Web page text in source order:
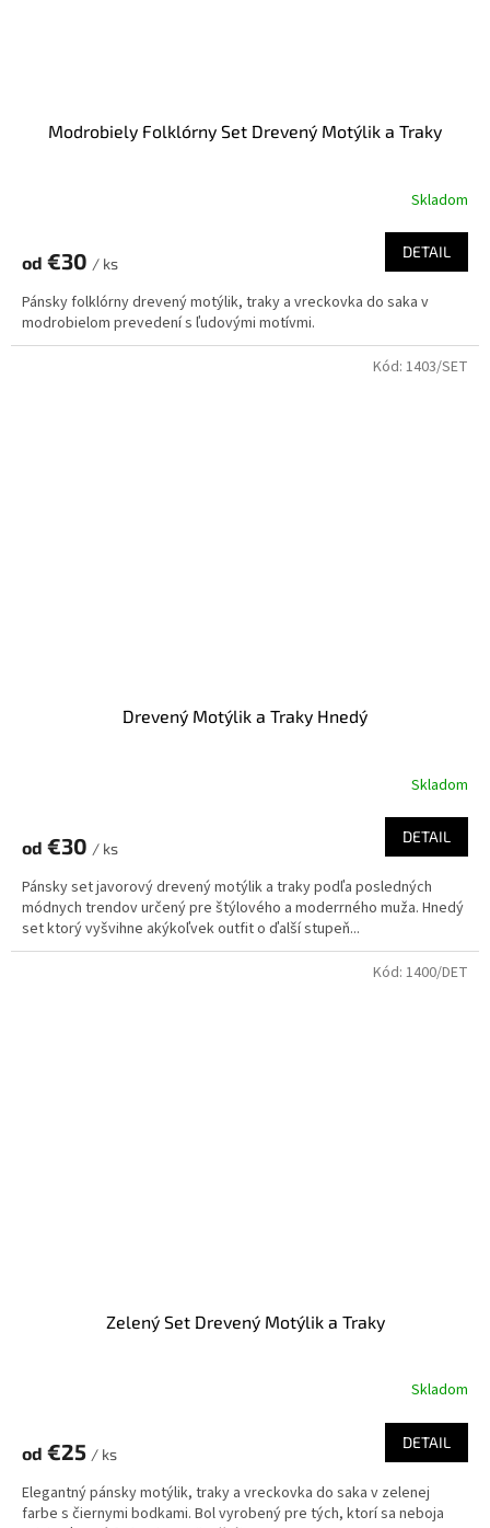
Modrobiely Folklórny Set Drevený Motýlik a Traky
Skladom
od €30 / ks
DETAIL
Pánsky folklórny drevený motýlik, traky a vreckovka do saka v
modrobielom prevedení s ľudovými motívmi.
Drevený Motýlik a Traky Hnedý
Skladom
od €30 / ks
DETAIL
Pánsky set javorový drevený motýlik a traky podľa posledných
módnych trendov určený pre štýlového a moderrného muža. Hnedý
set ktorý vyšvihne akýkoľvek outfit o ďalší stupeň...
Kód: 1403/SET
Zelený Set Drevený Motýlik a Traky
Skladom
od €25 / ks
DETAIL
Elegantný pánsky motýlik, traky a vreckovka do saka v zelenej
farbe s čiernymi bodkami. Bol vyrobený pre tých, ktorí sa neboja
Kód: 1400/DET